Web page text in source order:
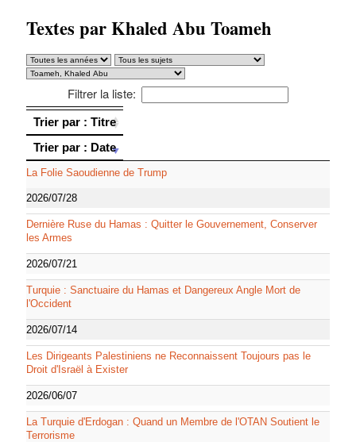
Textes par Khaled Abu Toameh
Filtrer la liste:
Trier par : Titre
Trier par : Date
La Folie Saoudienne de Trump
2026/07/28
Dernière Ruse du Hamas : Quitter le Gouvernement, Conserver
les Armes
2026/07/21
Turquie : Sanctuaire du Hamas et Dangereux Angle Mort de
l'Occident
2026/07/14
Les Dirigeants Palestiniens ne Reconnaissent Toujours pas le
Droit d'Israël à Exister
2026/06/07
La Turquie d'Erdogan : Quand un Membre de l'OTAN Soutient le
Terrorisme
Trier par : Titre
Trier par : Date